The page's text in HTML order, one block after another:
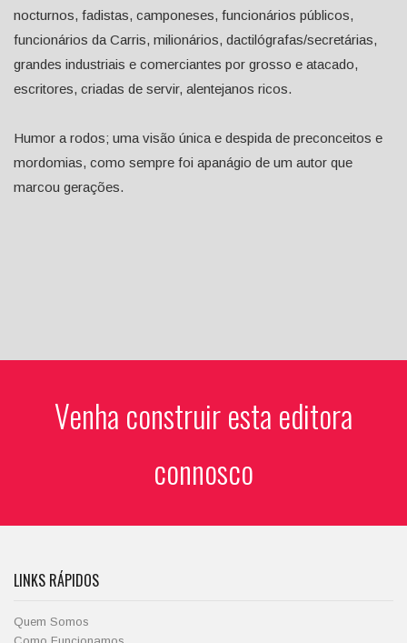
nocturnos, fadistas, camponeses, funcionários públicos,
funcionários da Carris, milionários, dactilógrafas/secretárias,
grandes industriais e comerciantes por grosso e atacado,
escritores, criadas de servir, alentejanos ricos.
Humor a rodos; uma visão única e despida de preconceitos e
mordomias, como sempre foi apanágio de um autor que
marcou gerações.
Venha construir esta editora
connosco
LINKS RÁPIDOS
Quem Somos